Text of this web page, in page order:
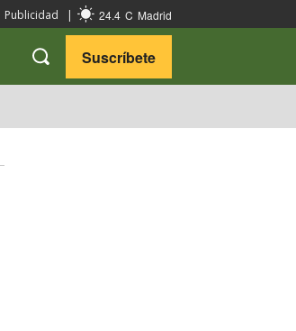
Publicidad | 24.4 C Madrid
Suscríbete